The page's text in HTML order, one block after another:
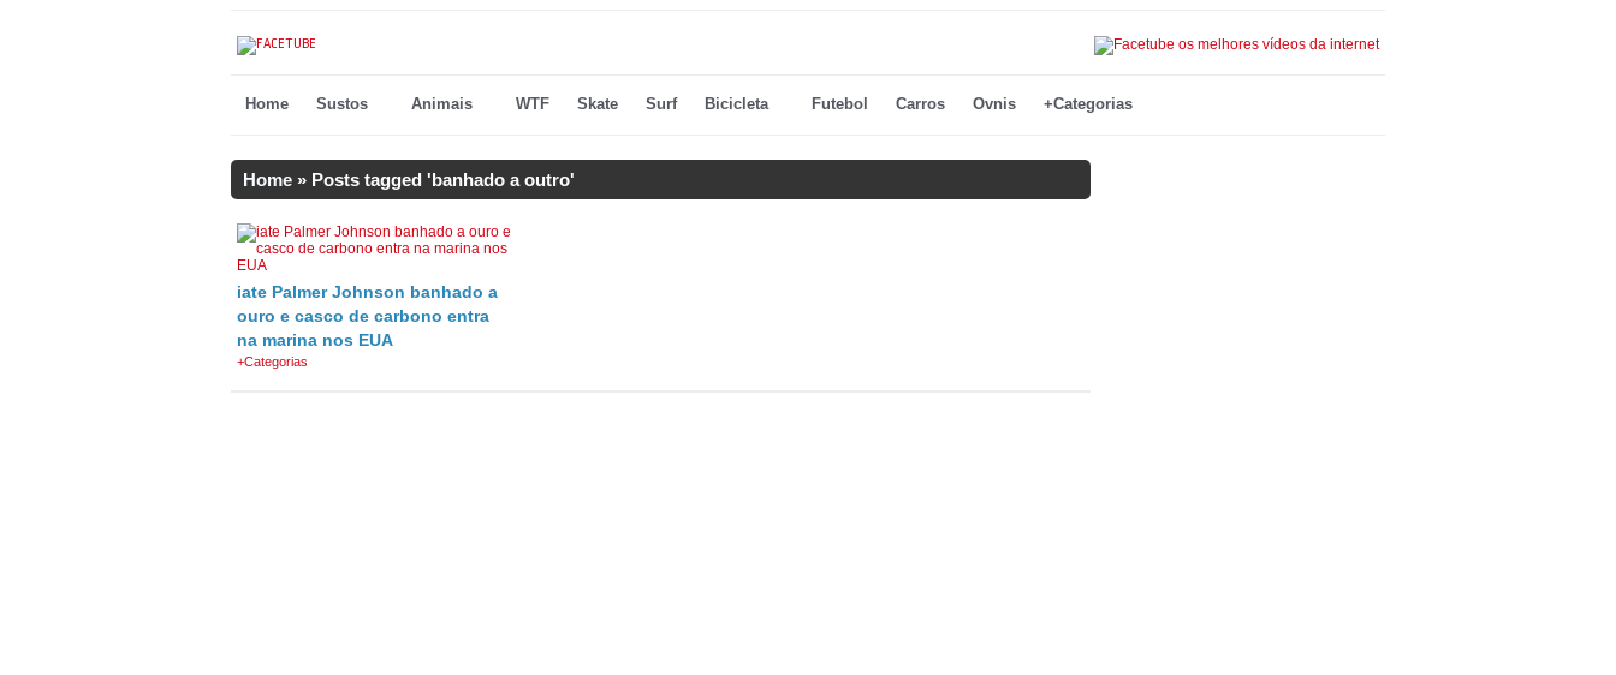
Home Sustos Animais WTF Skate Surf Bicicleta Futebol Carros Ovnis +Categorias
Home » Posts tagged 'banhado a outro'
iate Palmer Johnson banhado a
ouro e casco de carbono entra
na marina nos EUA
+Categorias